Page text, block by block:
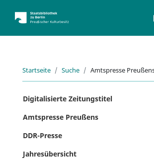
Startseite Suche Amtspresse
Digitalisierte Zeitungstitel
Amtspresse Preußens
DDR-Presse
Jahresübersicht